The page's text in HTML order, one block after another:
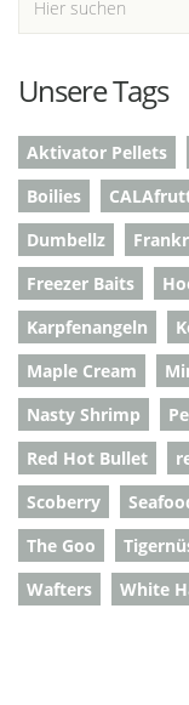
Unsere Tags
Aktivator Pellets
Boilies
Dumbellz
Freezer Baits
Karpfenangeln
Maple Cream
Nasty Shrimp
Red Hot Bullet
Scoberry
The Goo
Wafters
White